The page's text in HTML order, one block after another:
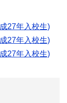
27年入校生)
27年入校生)
27年入校生)